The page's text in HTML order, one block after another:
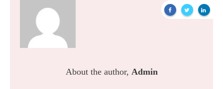
About the author, Admin